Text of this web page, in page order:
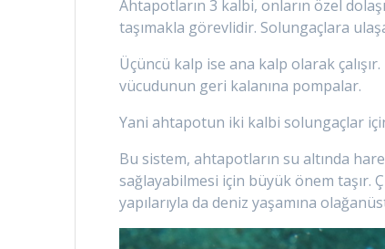
Ahtapotların 3 kalbi, onların özel
taşımakla görevlidir. Solungaçlara
Üçüncü kalp ise ana kalp olarak
vücudunun geri kalanına pompalar.
Yani ahtapotun iki kalbi solungaçlar
Bu sistem, ahtapotların su altında
sağlayabilmesi için büyük önem taşır.
yapılarıyla da deniz yaşamına